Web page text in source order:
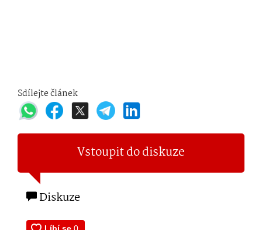
Sdílejte článek
Vstoupit do diskuze
Diskuze